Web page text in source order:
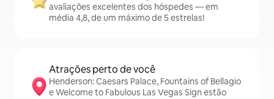
avaliações excelentes dos hóspedes — em
média 4,8, de um máximo de 5 estrelas!
Atrações perto de você
Henderson: Caesars Palace, Fountains of Bellagio
e Welcome to Fabulous Las Vegas Sign estão